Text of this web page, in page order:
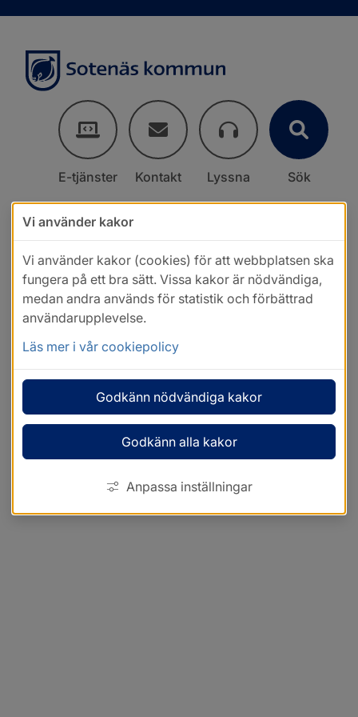
E-tjänster Kontakt Lyssna Sök
Vi använder kakor
Vi använder kakor (cookies) för att webbplatsen ska
fungera på ett bra sätt. Vissa kakor är nödvändiga,
medan andra används för statistik och förbättrad
användarupplevelse.
Läs mer i vår cookiepolicy
Godkänn nödvändiga kakor
Godkänn alla kakor
Anpassa inställningar